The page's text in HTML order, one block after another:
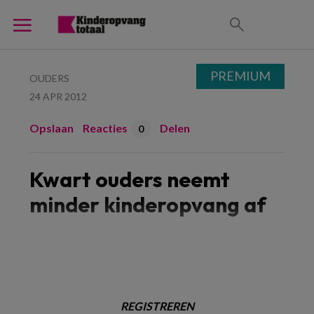
OUDERS
24 APR 2012
Opslaan Reacties 0 Delen
Kwart ouders neemt
minder kinderopvang af
REGISTREREN
PREMIUM